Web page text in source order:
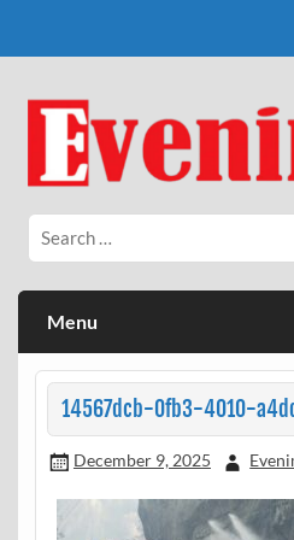
Eveniment Valcean
Menu
14567dcb-0fb3-4010-
December 9, 2025